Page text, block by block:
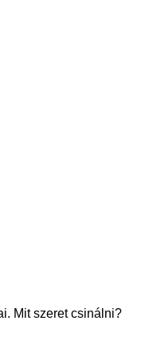
Mit szeret csinálni?